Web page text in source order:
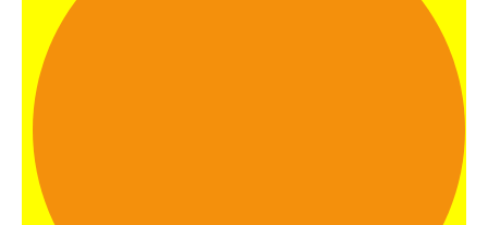
BONUS:
NOMADE
DIGITALE